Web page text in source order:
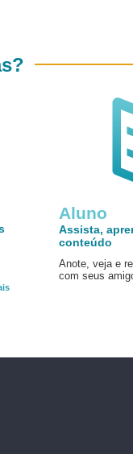
Aluno
Assista,
conteúdo
Anote, veja e
com seus